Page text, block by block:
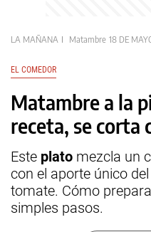
LA MAÑANA Matambre 18 DE
EL COMEDOR
Matambre a la
receta, se corta
Este plato mezcla un
con el aporte único
tomate. Cómo
simples pasos.